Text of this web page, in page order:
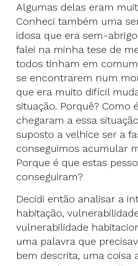
Algumas delas eram
Conheci também uma
idosa que era sem-
falei na minha tese de
todos tinham em
se encontrarem num
que era muito difícil
situação. Porquê? Como
chegaram a essa
suposto a velhice ser a
conseguimos acumular
Porque é que estas
conseguiram?
Decidi então analisar a
habitação,
vulnerabilidade
uma palavra que
bem descrita, uma coisa